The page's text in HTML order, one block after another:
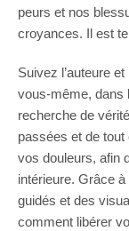
peurs et nos
croyances. Il est
Suivez l’auteure
vous-même, dans
recherche de
passées et de
vos douleurs, afin
intérieure. Grâce
guidés et des
comment libérer